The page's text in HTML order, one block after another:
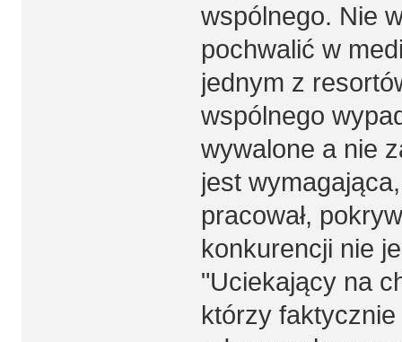
wspólnego. Nie
pochwalić w
jednym z
wspólnego
wywalone a nie
jest
pracował,
konkurencji nie
"Uciekający na
którzy